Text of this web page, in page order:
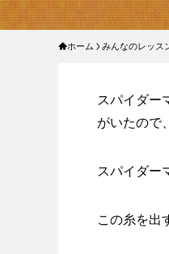
ホーム みんなのレッス
スパイダー
がいたので
スパイダー
この糸を出